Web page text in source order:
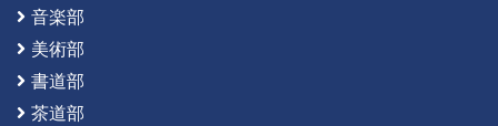
音楽部
美術部
書道部
茶道部